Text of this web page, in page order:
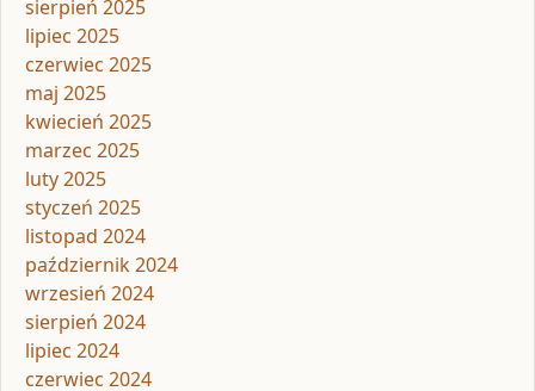
sierpień 2025
lipiec 2025
czerwiec 2025
maj 2025
kwiecień 2025
marzec 2025
luty 2025
styczeń 2025
listopad 2024
październik 2024
wrzesień 2024
sierpień 2024
lipiec 2024
czerwiec 2024